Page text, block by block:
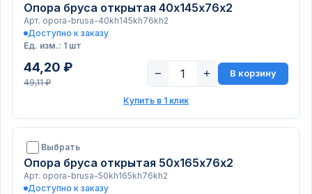
Опора бруса открытая 40х145х76х2
Арт. opora-brusa-40kh145kh76kh2
Доступно к заказу
Ед. изм.: 1 шт
44,20 ₽
49,11 ₽
− + В корзину
Купить в 1 клик
Выбрать
Опора бруса открытая 50х165х76х2
Арт. opora-brusa-50kh165kh76kh2
Доступно к заказу